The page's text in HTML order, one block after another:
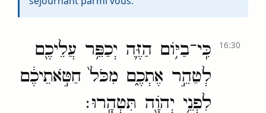
כִּֽי־בַיּ֥וֹם הַזֶּ֛ה יְכַפֵּ֥ר עֲלֵיכֶ֖ם
לְטַהֵ֣ר אֶתְכֶ֑ם מִכֹּל֙ חַטֹּ֣אתֵיכֶ֔ם
לִפְנֵ֥י יְהֹוָ֖ה תִּטְהָֽרוּ׃
16:30